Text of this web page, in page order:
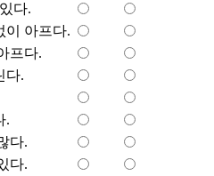
다.
이 아프다.
프다.
다.
.
다.
다.